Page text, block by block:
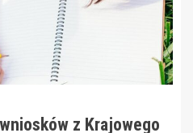
z Krajowego